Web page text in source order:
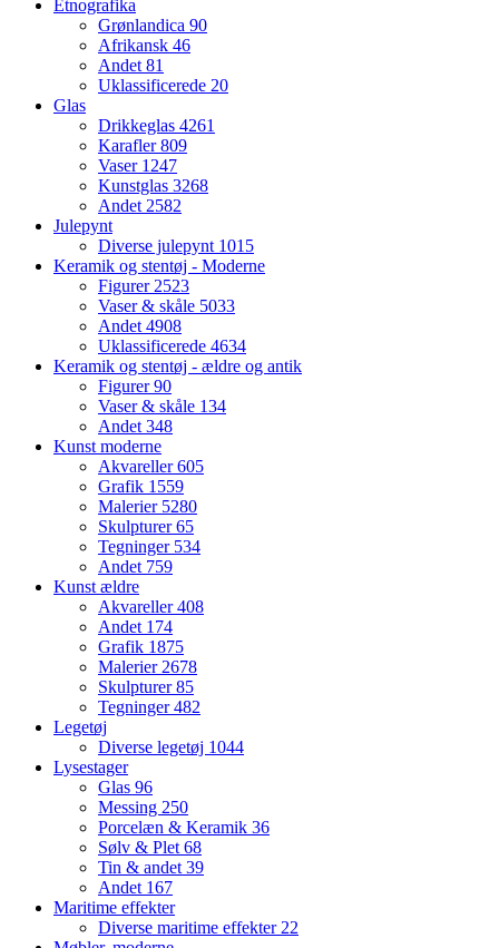
Etnografika
Grønlandica 90
Afrikansk 46
Andet 81
Uklassificerede 20
Glas
Drikkeglas 4261
Karafler809
Vaser 1247
Kunstglas 3268
Andet 2582
Julepynt
Diverse julepynt 1015
Keramik og stentøj - Moderne
Figurer 2523
Vaser & skåle 5033
Andet 4908
Uklassificerede 4634
Keramik og stentøj - ældre og antik
Figurer90
Vaser & skåle 134
Andet 348
Kunst moderne
Akvareller605
Grafik 1559
Malerier 5280
Skulpturer65
Tegninger 534
Andet 759
Kunst ældre
Akvareller408
Andet 174
Grafik 1875
Malerier 2678
Skulpturer85
Tegninger482
Legetøj
Diverse legetøj 1044
Lysestager
Glas 96
Messing 250
Porcelæn & Keramik 36
Sølv & Plet 68
Tin & andet 39
Andet 167
Maritime effekter
Diverse maritime effekter 22